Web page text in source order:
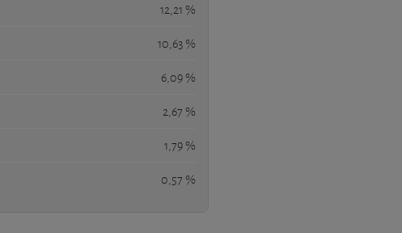
12,21 %
10,63 %
6,09 %
2,67 %
1,79 %
0,57 %